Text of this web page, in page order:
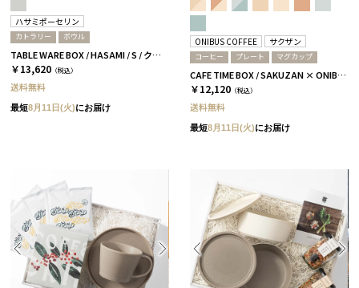
ハサミポーセリン
カトラリー ボウル
TABLE WARE BOX / HASAMI / S / クリア［ハサミポーセリン］
￥13,620 （税込）
送料無料
最短8月11日(火)にお届け
ONIBUS COFFEE サクザン
コーヒー プレート マグカップ
CAFE TIME BOX / SAKUZAN × ONIBUS COFFEE / グレージュ＆コーラルベージュ
￥12,120 （税込）
送料無料
最短8月11日(火)にお届け